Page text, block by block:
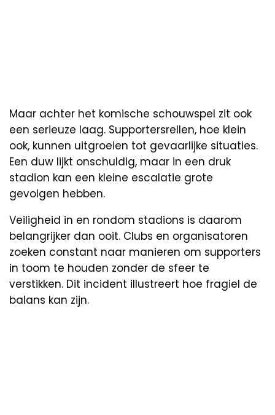
Maar achter het komische schouwspel zit ook
een serieuze laag. Supportersrellen, hoe klein
ook, kunnen uitgroeien tot gevaarlijke situaties.
Een duw lijkt onschuldig, maar in een druk
stadion kan een kleine escalatie grote
gevolgen hebben.
Veiligheid in en rondom stadions is daarom
belangrijker dan ooit. Clubs en organisatoren
zoeken constant naar manieren om supporters
in toom te houden zonder de sfeer te
verstikken. Dit incident illustreert hoe fragiel de
balans kan zijn.